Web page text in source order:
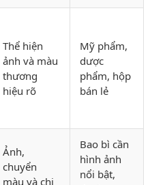
Thể hiện
ảnh và màu
thương
hiệu rõ
Mỹ phẩm,
dược
phẩm, hộp
bán lẻ
Ảnh,
chuyển
màu và chi
Bao bì cần
hình ảnh
nổi bật,